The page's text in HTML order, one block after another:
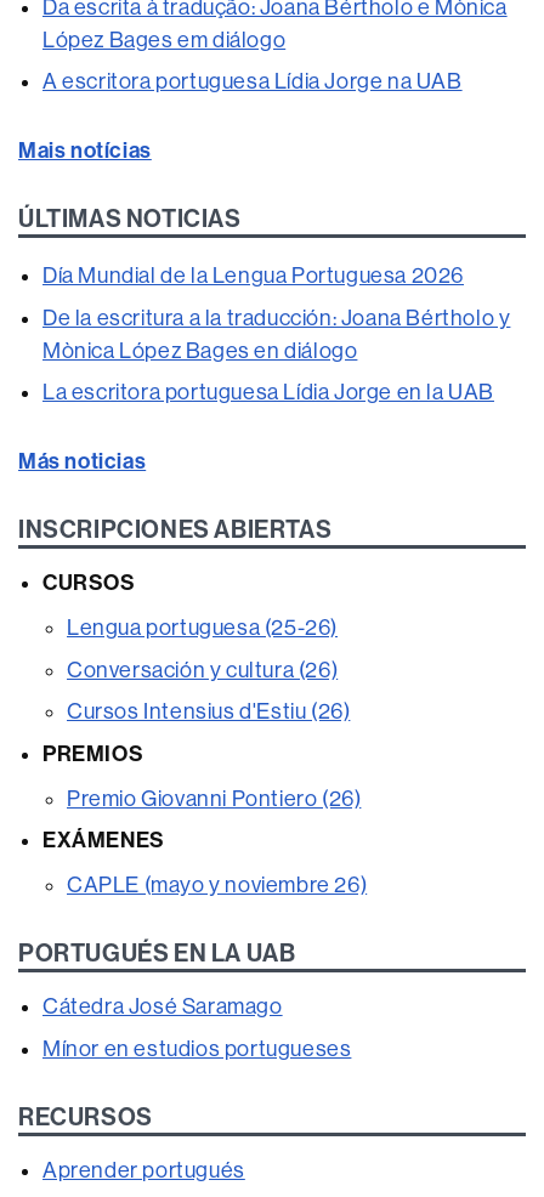
Da escrita à tradução: Joana Bértholo e Mònica
López Bages em diálogo
A escritora portuguesa Lídia Jorge na UAB
Mais notícias
ÚLTIMAS NOTICIAS
Día Mundial de la Lengua Portuguesa 2026
De la escritura a la traducción: Joana Bértholo y
Mònica López Bages en diálogo
La escritora portuguesa Lídia Jorge en la UAB
Más noticias
INSCRIPCIONES ABIERTAS
CURSOS
Lengua portuguesa (25-26)
Conversación y cultura (26)
Cursos Intensius d'Estiu (26)
PREMIOS
Premio Giovanni Pontiero (26)
EXÁMENES
CAPLE (mayo y noviembre 26)
PORTUGUÉS EN LA UAB
Cátedra José Saramago
Mínor en estudios portugueses
RECURSOS
Aprender portugués